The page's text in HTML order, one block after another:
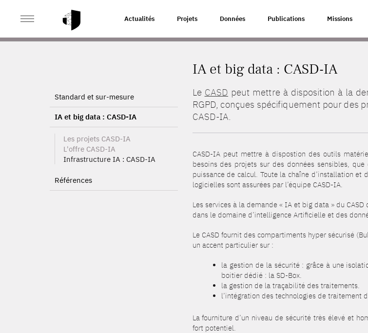
Actualités Projets Données Publications Missions
ACCUEIL IA ET BIG DATA : CASD-IA
Standard et sur-mesure
IA et big data : CASD-IA
Les projets CASD-IA
L'offre CASD-IA
Infrastructure IA : CASD-IA
Références
IA et big data : CASD-IA
Le CASD peut mettre à disposition à la
RGPD, conçues spécifiquement pour des
CASD-IA.
CASD-IA peut mettre à dispostion des outils
besoins des projets sur des données sensibles,
puissance de calcul. Toute la chaîne d’installation
logicielles sont assurées par l’équipe CASD-IA.
Les services à la demande « IA et big data » du
dans le domaine d’intelligence Artificielle et des
Le CASD fournit des compartiments hyper sécurisé
un accent particulier sur :
la gestion de la sécurité : grâce à une
boitier dédié : la SD-Box.
la gestion de la traçabilité des traitements.
l’intégration des technologies de traitement
La fourniture d’un niveau de sécurité très élevé et
fort potentiel.